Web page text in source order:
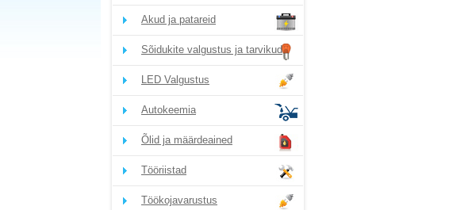
Akud ja patareid
Sõidukite valgustus ja tarvikud
LED Valgustus
Autokeemia
Õlid ja määrdeained
Tööriistad
Töökojavarustus